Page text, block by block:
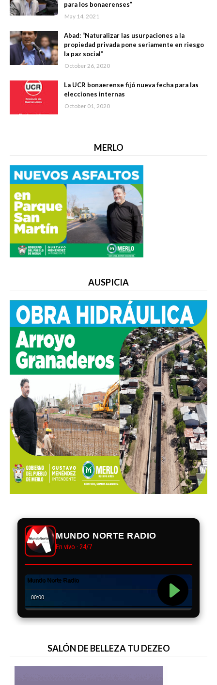
para los bonaerenses”
May 14, 2021
Abad: “Naturalizar las usurpaciones a la
propiedad privada pone seriamente en riesgo
la paz social”
October 26, 2020
La UCR bonaerense fijó nueva fecha para las
elecciones internas
October 01, 2020
MERLO
AUSPICIA
MUNDO NORTE RADIO
En vivo · 24/7
SALÓN DE BELLEZA TU DEZEO